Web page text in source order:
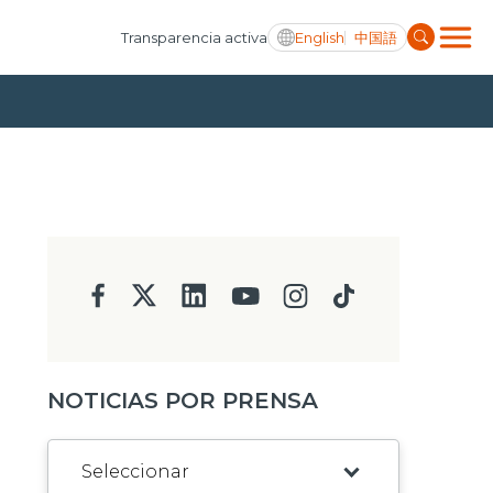
Transparencia activa English 中国語
NOTICIAS POR PRENSA